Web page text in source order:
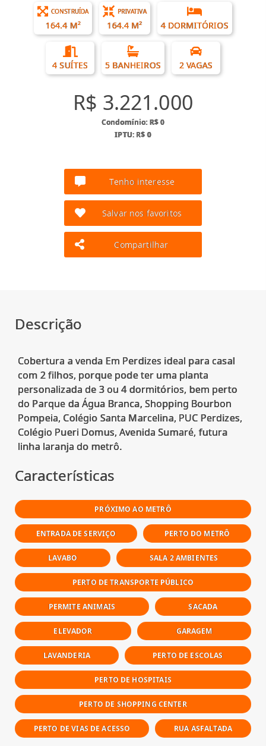
CONSTRUÍDA
164.4 M²
PRIVATIVA
164.4 M² 4 DORMITÓRIOS
4 SUÍTES 5 BANHEIROS 2 VAGAS
R$ 3.221.000
Condomínio: R$ 0
IPTU: R$ 0
Tenho interesse
Salvar nos favoritos
Compartilhar
Descrição
Cobertura a venda Em Perdizes ideal para casal
com 2 filhos, porque pode ter uma planta
personalizada de 3 ou 4 dormitórios, bem perto
do Parque da Água Branca, Shopping Bourbon
Pompeia, Colégio Santa Marcelina, PUC Perdizes,
Colégio Pueri Domus, Avenida Sumaré, futura
Características
PRÓXIMO AO METRÔ
ENTRADA DE SERVIÇO PERTO DO METRÔ
LAVABO SALA 2 AMBIENTES
PERTO DE TRANSPORTE PÚBLICO
PERMITE ANIMAIS SACADA
ELEVADOR GARAGEM
LAVANDERIA PERTO DE ESCOLAS
PERTO DE HOSPITAIS
PERTO DE SHOPPING CENTER
PERTO DE VIAS DE ACESSO RUA ASFALTADA